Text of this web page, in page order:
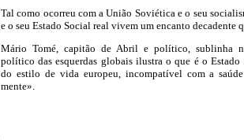
Tal como ocorreu com a União Soviética e o seu
e o seu Estado Social real vivem um encanto decadente
Mário Tomé, capitão de Abril e político, sublinha
político das esquerdas globais ilustra o que é o
do estilo de vida europeu, incompatível com a
mente».